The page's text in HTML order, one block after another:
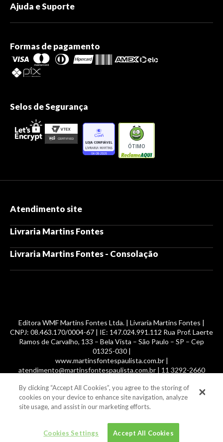
Ajuda e Suporte
Formas de pagamento
Selos de Segurança
ÓTIMO
Atendimento site
Livraria Martins Fontes
Livraria Martins Fontes - Consolação
Editora WMF Martins Fontes Ltda. | Livraria Martins Fontes |
CNPJ: 08.463.170/0004-67 | IE: 147.024.991.112 Rua Prof. Laerte
Ramos de Carvalho, 133 – Bela Vista – São Paulo – SP – Cep
01325-030 |
www.martinsfontespaulista.com.br |
atendimento@martinsfontespaulista.com.br | 11 3292-2660
© 2014 -2026, MartinsFontes livros nacionais e importados,
com mais de 700 mil títulos. Todos os direitos reservados.
By clicking “Accept All Cookies”, you agree to the storing of
cookies on your device to enhance site navigation, analyze
site usage, and assist in our marketing efforts.
Cookies Settings Accept All Cookies